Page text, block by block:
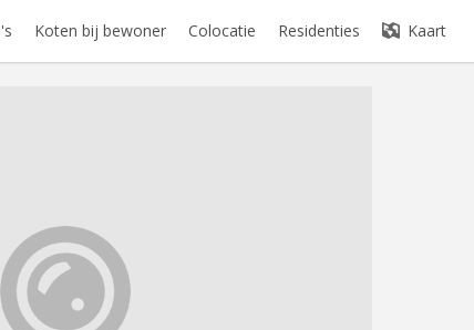
Koten bij bewoner Colocatie Residenties Kaart